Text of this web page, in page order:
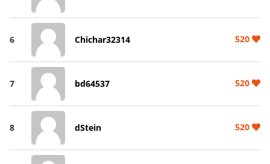
6 Chichar32314 520
7 bd64537 520
8 dStein 520